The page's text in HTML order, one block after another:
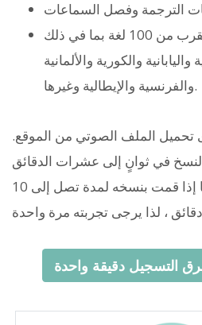
الترجمة وفصل السماعات
يدعم النسخ بما يقرب من 100 لغة بما في ذلك
واليابانية والكورية والألمانية
والفرنسية والإيطالية وغيرها.
تحميل الملف الصوتي من الموقع.
يمكنك استخدامه مجانًا إذا قمت بنسخه لمدة تصل إلى 10
التسجيل دقيقة واحدة